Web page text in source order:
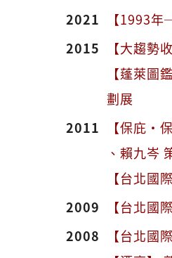
2021
【1993
2015
【大趨勢
【蓬萊
劃展
2011
【保庇·
、賴九岑
【台北
2009
【台北
2008
【台北